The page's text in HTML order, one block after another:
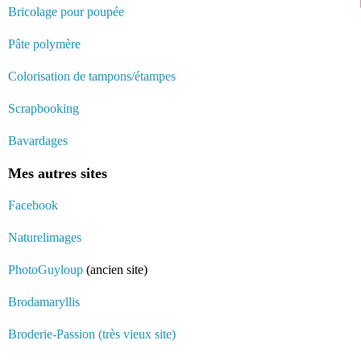
Bricolage pour poupée
Pâte polymère
Colorisation de tampons/étampes
Scrapbooking
Bavardages
Mes autres sites
Facebook
Naturelimages
PhotoGuyloup (ancien site)
Brodamaryllis
Broderie-Passion (très vieux site)